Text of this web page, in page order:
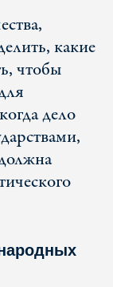
какие
чтобы
дело